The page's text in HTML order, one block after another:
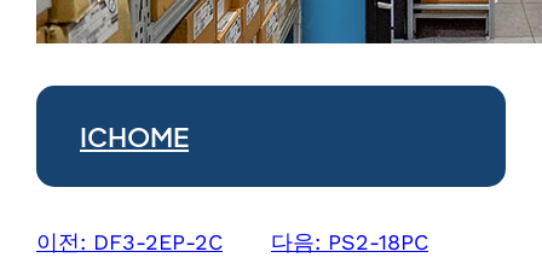
ICHOME
이전: DF3-2EP-2C 다음: PS2-18PC